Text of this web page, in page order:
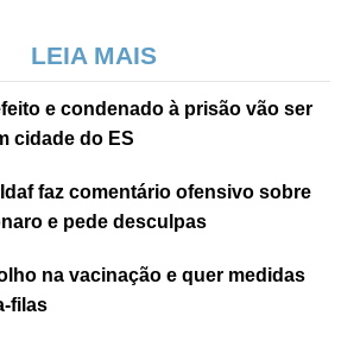
LEIA MAIS
e condenado à prisão vão ser
cidade do ES
faz comentário ofensivo sobre
e pede desculpas
na vacinação e quer medidas
filas